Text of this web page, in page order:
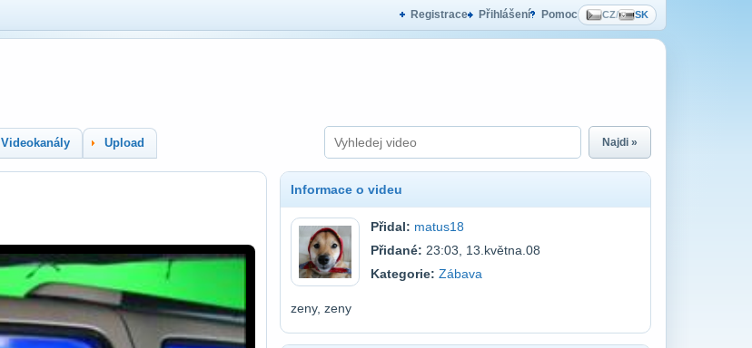
Registrace Přihlášení Pomoc CZ/ SK
Videokanály Upload Najdi »
Informace o videu
Přidal: matus18
Přidané: 23:03, 13.května.08
Kategorie: Zábava
zeny, zeny